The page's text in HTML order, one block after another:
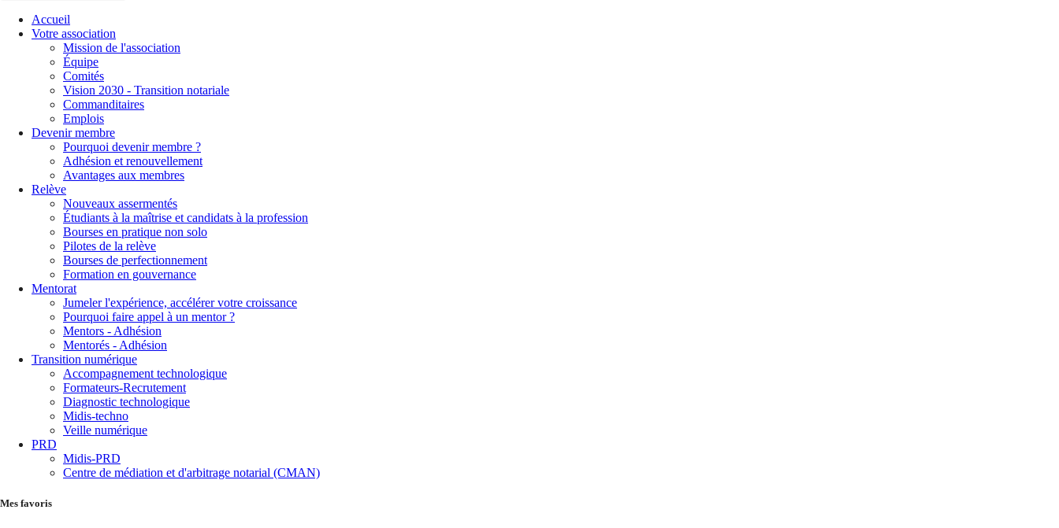
Accueil
Votre association
Mission de l'association
Équipe
Comités
Vision 2030 - Transition notariale
Commanditaires
Emplois
Devenir membre
Pourquoi devenir membre ?
Adhésion et renouvellement
Avantages aux membres
Relève
Nouveaux assermentés
Étudiants à la maîtrise et candidats à la profession
Bourses en pratique non solo
Pilotes de la relève
Bourses de perfectionnement
Formation en gouvernance
Mentorat
Jumeler l'expérience, accélérer votre croissance
Pourquoi faire appel à un mentor ?
Mentors - Adhésion
Mentorés - Adhésion
Transition numérique
Accompagnement technologique
Formateurs-Recrutement
Diagnostic technologique
Midis-techno
Veille numérique
PRD
Midis-PRD
Centre de médiation et d'arbitrage notarial (CMAN)
Mes favoris